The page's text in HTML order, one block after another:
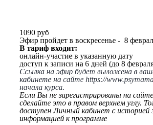
1090 руб
Эфир пройдет в воскресенье - 8
В тариф входит:
онлайн-участие в указанную дату
доступ к записи на 6 дней (до 8
Ссылка на эфир будет выложена в
кабинете на сайте https://
начала курса.
Если Вы не зарегистрированы на
сделайте это в правом верхнем углу.
доступен Личный кабинет с историей
информацией к программе